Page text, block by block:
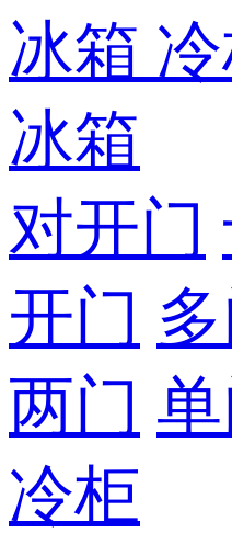
冰箱
冰箱
对开门
开门
两门
冷柜